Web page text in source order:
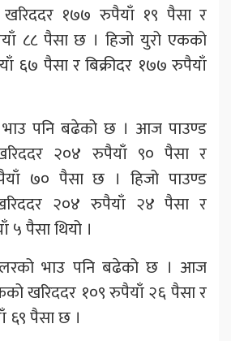
१७७ रुपैयाँ १९ पैसा र
८८ पैसा छ । हिजो युरो एकको
६७ पैसा र बिक्रीदर १७७ रुपैयाँ
भाउ पनि बढेको छ । आज पाउण्ड
२०४ रुपैयाँ ९० पैसा र
७० पैसा छ । हिजो पाउण्ड
२०४ रुपैयाँ २४ पैसा र
५ पैसा थियो ।
भाउ पनि बढेको छ । आज
खरिददर १०९ रुपैयाँ २६ पैसा र
६९ पैसा छ ।